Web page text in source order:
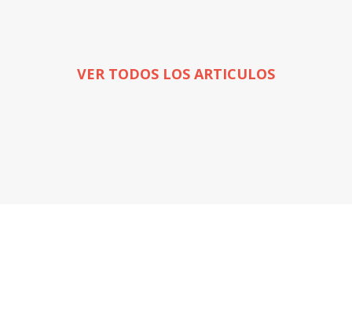
VER TODOS LOS ARTICULOS